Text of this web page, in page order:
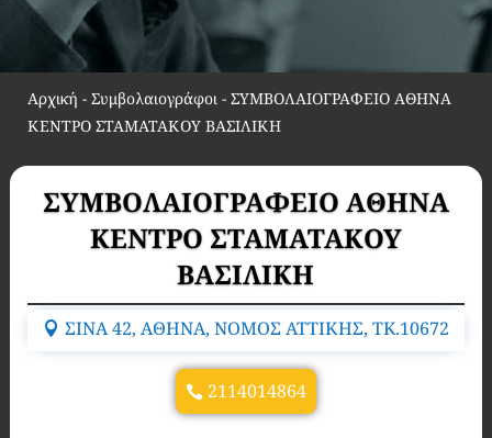
Αρχική - Συμβολαιογράφοι- ΣΥΜΒΟΛΑΙΟΓΡΑΦΕΙΟ ΑΘΗΝΑ
ΚΕΝΤΡΟ ΣΤΑΜΑΤΑΚΟΥ ΒΑΣΙΛΙΚΗ
ΣΥΜΒΟΛΑΙΟΓΡΑΦΕΙΟ ΑΘΗΝΑ
ΚΕΝΤΡΟ ΣΤΑΜΑΤΑΚΟΥ
ΒΑΣΙΛΙΚΗ
ΣΙΝΑ 42, ΑΘΗΝΑ, ΝΟΜΟΣ ΑΤΤΙΚΗΣ, TK.10672
2114014864